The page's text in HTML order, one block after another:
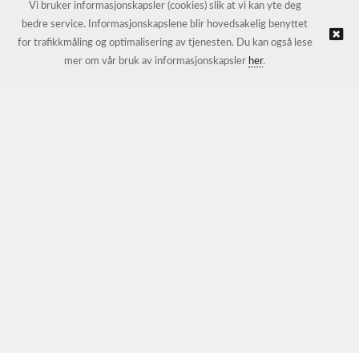
© NORDIC HOTEL SUPPORT AS |Nettbutikk levert av Kréatif
Vi bruker informasjonskapsler (cookies) slik at vi kan yte deg
bedre service. Informasjonskapslene blir hovedsakelig benyttet
for trafikkmåling og optimalisering av tjenesten. Du kan også lese
mer om vår bruk av informasjonskapsler her.